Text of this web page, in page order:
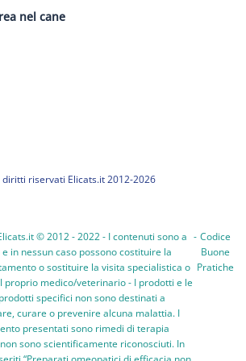
nel cane
diritti riservati Elicats.it 2012-2026
© 2012 - 2022 - I contenuti sono a
in nessun caso possono costituire la
o sostituire la visita specialistica o
proprio medico/veterinario - I prodotti e le
specifici non sono destinati a
curare o prevenire alcuna malattia. I
presentati sono rimedi di terapia
sono scientificamente riconosciuti. In
- Codice
Buone
Pratiche